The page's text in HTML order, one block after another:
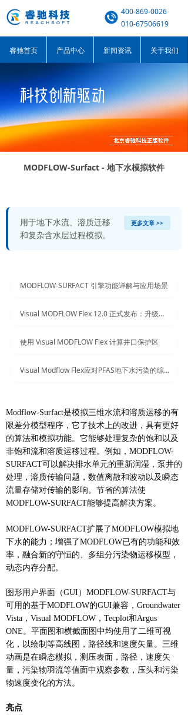
400-869-0026
010-67506619
睿驰首页 产品中心 新闻资讯 关于我们
MODFLOW-Surfact - 地下水模拟软件
用于地下水流、溶质迁移
和复杂含水层过程模拟。
更多文章 >>
MODFLOW-SURFACT 引擎功能详解与应用场景
Visual MODFLOW Flex 12.0 正式发布：升级三维概念与数值地下水建模软件
使用 Visual MODFLOW Flex 计算井口保护区
Visual Modflow Flex应对PFAS地下水污染的综合建模与精准修正解决方案
Modflow-Surfact是模拟三维水流和溶质运移的有
限差分模型程序，它了技术上的改进，具有更好
的算法和模拟功能。它能够处理复杂的饱和以及
非饱和流和溶质运移过程。例如，MODFLOW-
SURFACT可以解决排水单元的重新润湿，泵井的
处理，溶质传输问题，数值离散和波动以及瞬态
流量存储对传输的影响。节省的算法使
MODFLOW-SURFACT能够提高解决方案。
MODFLOW-SURFACT扩展了MODFLOW模拟地
下水的能力；增强了MODFLOW已有的功能和效
率，融合新的守恒的、多组分污染物运移模型，
动态内存分配。
图形用户界面（GUI）MODFLOW-SURFACT与
可用的基于MODFLOW的GUI兼容，Groundwater
Vista，Visual MODFLOW，Tecplot和Argus
ONE。平面图和横截面图中均使用了二维可视
化，以绘制等高线图，路径线和速度矢量。三维
动画是在瞬态模拟，测压表面，路径，速度矢
量，污染物羽流等值面中观察参数，压头和污染
物速度变化的方法。
亮点